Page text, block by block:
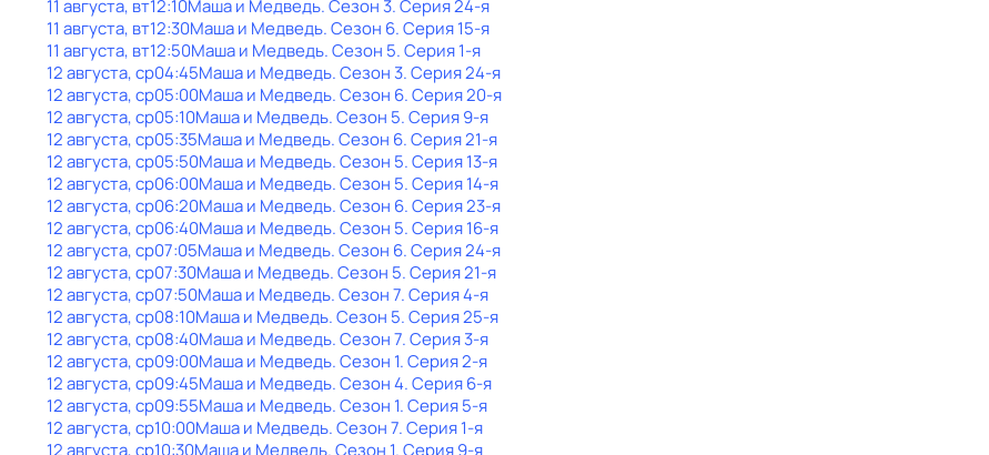
11 августа, вт12:10Маша и Медведь. Сезон 3. Серия 24-я
11 августа, вт12:30Маша и Медведь. Сезон 6. Серия 15-я
11 августа, вт12:50Маша и Медведь. Сезон 5. Серия 1-я
12 августа, ср04:45Маша и Медведь. Сезон 3. Серия 24-я
12 августа, ср05:00Маша и Медведь. Сезон 6. Серия 20-я
12 августа, ср05:10Маша и Медведь. Сезон 5. Серия 9-я
12 августа, ср05:35Маша и Медведь. Сезон 6. Серия 21-я
12 августа, ср05:50Маша и Медведь. Сезон 5. Серия 13-я
12 августа, ср06:00Маша и Медведь. Сезон 5. Серия 14-я
12 августа, ср06:20Маша и Медведь. Сезон 6. Серия 23-я
12 августа, ср06:40Маша и Медведь. Сезон 5. Серия 16-я
12 августа, ср07:05Маша и Медведь. Сезон 6. Серия 24-я
12 августа, ср07:30Маша и Медведь. Сезон 5. Серия 21-я
12 августа, ср07:50Маша и Медведь. Сезон 7. Серия 4-я
12 августа, ср08:10Маша и Медведь. Сезон 5. Серия 25-я
12 августа, ср08:40Маша и Медведь. Сезон 7. Серия 3-я
12 августа, ср09:00Маша и Медведь. Сезон 1. Серия 2-я
12 августа, ср09:45Маша и Медведь. Сезон 4. Серия 6-я
12 августа, ср09:55Маша и Медведь. Сезон 1. Серия 5-я
12 августа, ср10:00Маша и Медведь. Сезон 7. Серия 1-я
12 августа, ср10:30Маша и Медведь. Сезон 1. Серия 9-я